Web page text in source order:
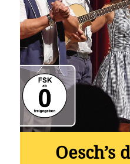
Oesch’s